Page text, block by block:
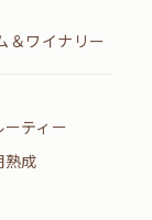
＆ワイナリー
ティー
熟成